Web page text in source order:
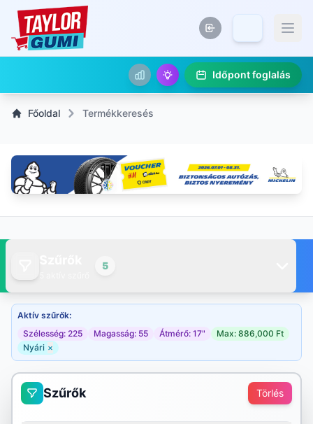
Időpont foglalás
Főoldal Termékkeresés
5
Aktív szűrők:
Szélesség: 225
Magasság: 55 Átmérő: 17"
Max: 886,000 Ft
Nyári ×
Szűrők Törlés